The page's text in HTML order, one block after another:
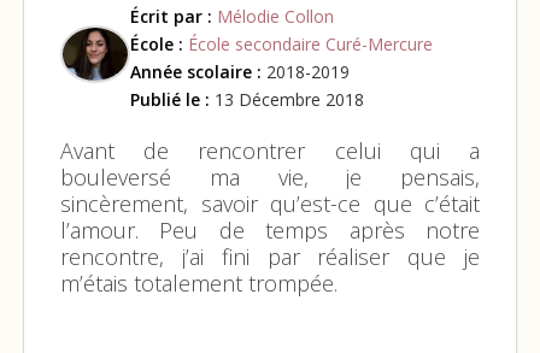
Écrit par : Mélodie Collon
École : École secondaire Curé-Mercure
Année scolaire : 2018-2019
Publié le : 13 Décembre 2018
Avant de rencontrer celui qui a
bouleversé ma vie, je pensais,
sincèrement, savoir qu’est-ce que c’était
l’amour. Peu de temps après notre
rencontre, j’ai fini par réaliser que je
m’étais totalement trompée.